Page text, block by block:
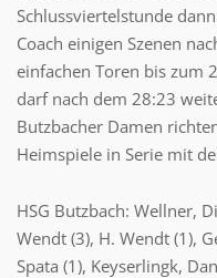
Schlussviertelstunde
Coach einigen Szenen
einfachen Toren bis zum
darf nach dem 28:23
Butzbacher Damen
Heimspiele in Serie mit
HSG Butzbach: Wellner,
Wendt (3), H. Wendt (1),
Spata (1), Keyserlingk,